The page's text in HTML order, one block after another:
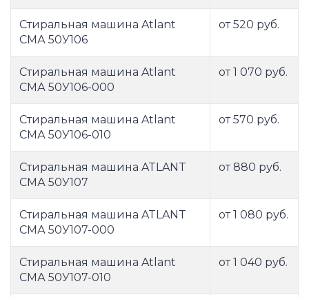
Стиральная машина Atlant
СМА 50У106
от 520 руб.
Стиральная машина Atlant
СМА 50У106-000
от 1 070 руб.
Стиральная машина Atlant
СМА 50У106-010
от 570 руб.
Стиральная машина ATLANT
СМА 50У107
от 880 руб.
Стиральная машина ATLANT
СМА 50У107-000
от 1 080 руб.
Стиральная машина Atlant
СМА 50У107-010
от 1 040 руб.